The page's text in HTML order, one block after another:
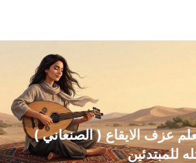
عزف الايقاع ( الصنعاني )
للمبتدئين